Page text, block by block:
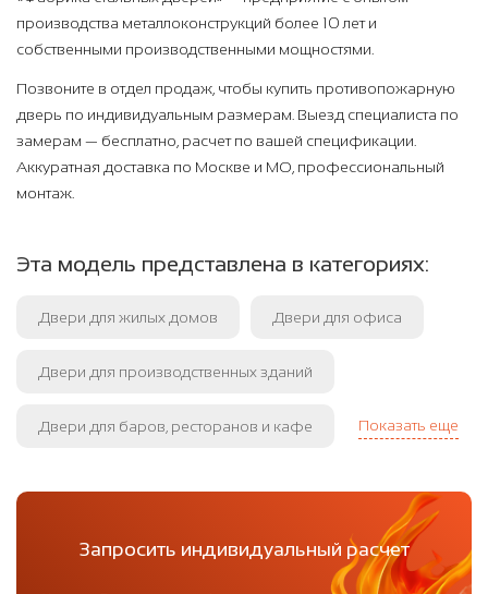
производства металлоконструкций более 10 лет и
собственными производственными мощностями.
Позвоните в отдел продаж, чтобы купить противопожарную
дверь по индивидуальным размерам. Выезд специалиста по
замерам — бесплатно, расчет по вашей спецификации.
Аккуратная доставка по Москве и МО, профессиональный
монтаж.
Эта модель представлена в категориях:
Двери для жилых домов Двери для офиса
Двери для производственных зданий
Двери для баров, ресторанов и кафе Показать еще
Запросить индивидуальный расчет